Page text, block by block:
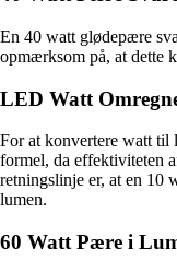
En 40 watt glødepære
opmærksom på, at dette
LED Watt
For at konvertere watt
formel, da effektiviteten
retningslinje er, at en 10
lumen.
60 Watt Pære i